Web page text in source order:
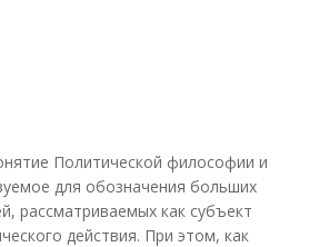
Политической философии и
для обозначения больших
рассматриваемых как субъект
действия. При этом, как